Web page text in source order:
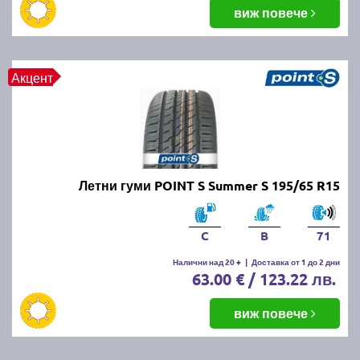
балансировка и реглаж на предния и задния мост.
Неравномерното износване може да е знак за
гуми.
Как да се грижим за летните
Проверявайте редовно налягането, дълбочината
на протектора и състоянието на гумите. Избягвайте
рязко спиране и агресивно шофиране, тъй като
това води до по-бързо износване. Почиствайте
гумите от кал и камъчета и ги проверявайте за
Как се съхраняват зимните и
летни гуми?
виж повече
Акцент
Летни гуми POINT S Summer S 195/65 R15
C B 71
Налични над 20 + | Доставка от 1 до 2 дни
63.00 € / 123.22 лв.
виж повече